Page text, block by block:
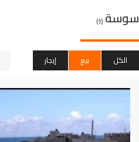
سوسة (1)
الكل بيع إيجار